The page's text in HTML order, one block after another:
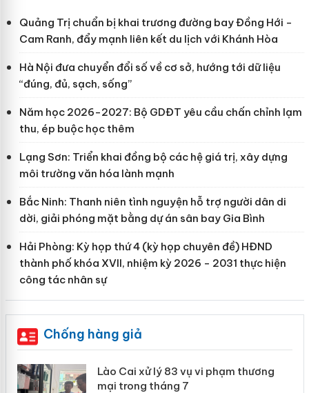
Quảng Trị chuẩn bị khai trương đường bay Đồng Hới -
Cam Ranh, đẩy mạnh liên kết du lịch với Khánh Hòa
Hà Nội đưa chuyển đổi số về cơ sở, hướng tới dữ liệu
“đúng, đủ, sạch, sống”
Năm học 2026-2027: Bộ GDĐT yêu cầu chấn chỉnh lạm
thu, ép buộc học thêm
Lạng Sơn: Triển khai đồng bộ các hệ giá trị, xây dựng
môi trường văn hóa lành mạnh
Bắc Ninh: Thanh niên tình nguyện hỗ trợ người dân di
dời, giải phóng mặt bằng dự án sân bay Gia Bình
Hải Phòng: Kỳ họp thứ 4 (kỳ họp chuyên đề) HĐND
thành phố khóa XVII, nhiệm kỳ 2026 - 2031 thực hiện
công tác nhân sự
Chống hàng giả
xử lý 83 vụ vi phạm thương
tháng 7
Lào Cai: